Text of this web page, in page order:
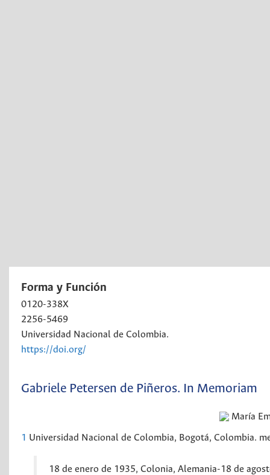
Forma y Función
0120-338X
2256-5469
Universidad Nacional de Colombia.
https://doi.org/
Gabriele Petersen de Piñeros. In Memoriam
María
1 Universidad Nacional de Colombia, Bogotá, Colombia.
18 de enero de 1935, Colonia, Alemania-18 de